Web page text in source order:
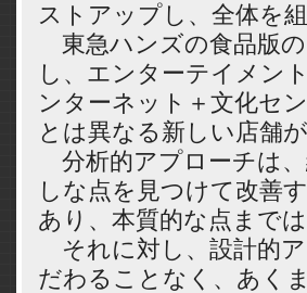
ストアップし、全体を
東急ハンズの食品版
し、エンターテイメン
ンターネット＋文化セ
とは異なる新しい店舗
分析的アプローチは
しな点を見つけて改善
あり、本質的な点まで
それに対し、設計的
だわることなく、あく